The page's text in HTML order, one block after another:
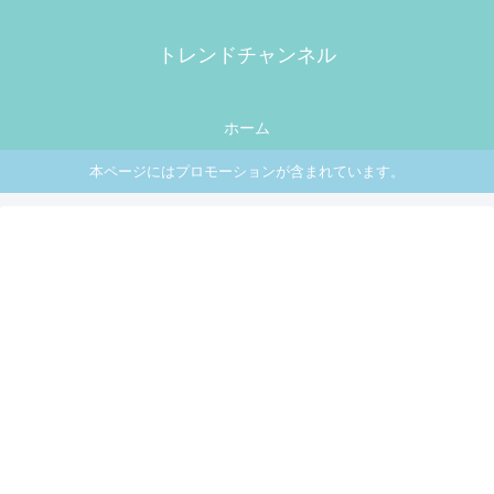
トレンドチャンネル
ホーム
本ページにはプロモーションが含まれています。